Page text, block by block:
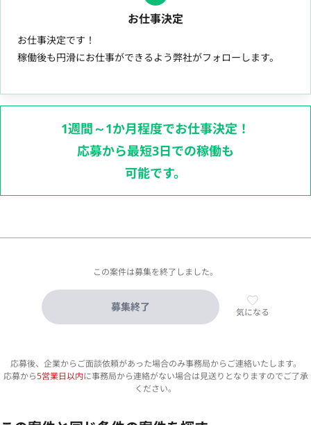
お仕事決定
お仕事決定です！
稼働後も円滑にお仕事ができるよう弊社がフォローします。
1週間～1か月程度でお仕事決定！
応募から最短3日での稼働も
可能です。
この案件は募集を終了しました。
募集終了 気になる
応募後、企業からご面談依頼があった場合のみ事務局からご連絡いたします。
応募から5営業日以内に事務局から連絡がない場合は見送りとなりますのでご了承
ください。